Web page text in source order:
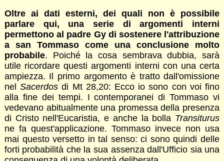
Oltre ai dati esterni, dei quali non è possibile
parlare qui, una serie di argomenti interni
permettono al padre Gy di sostenere l'attribuzione
a san Tommaso come una conclusione molto
probabile. Poiché la cosa sembrava dubbia, sarà
utile ricordare questi argomenti interni con una certa
ampiezza. Il primo argomento è tratto dall'omissione
nelSacerdos di Mt 28,20: Ecco io sono con voi fino
alla fine dei tempi. I contemporanei di Tommaso vi
vedevano abitualmente una promessa della presenza
di Cristo nell'Eucaristia, e anche la bolla Transiturus
ne fa quest'applicazione. Tommaso invece non usa
mai questo versetto in tal senso: ci sono quindi delle
forti probabilità che la sua assenza dall'Ufficio sia una